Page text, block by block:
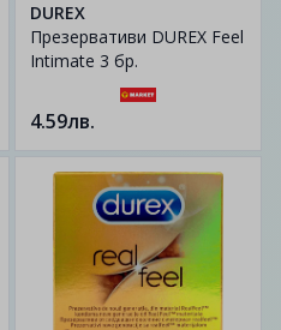
DUREX
Презервативи DUREX Feel
Intimate 3 бр.
4.59лв.